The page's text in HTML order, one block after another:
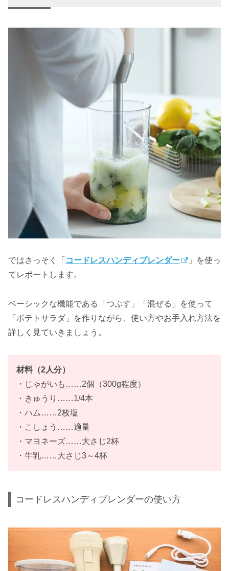
ではさっそく「 コードレスハンディブレンダー
」を使っ
てレポートします。
ベーシックな機能である「つぶす」「混ぜる」を使って
「ポテトサラダ」を作りながら、使い方やお手入れ方法を
詳しく見ていきましょう。
材料（2人分）
・じゃがいも……2個（300g程度）
・きゅうり……1/4本
・ハム……2枚塩
・こしょう……適量
・マヨネーズ……大さじ2杯
・牛乳……大さじ3～4杯
コードレスハンディブレンダーの使い方